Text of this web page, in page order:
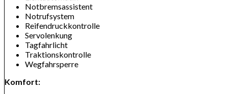
Notbremsassistent
Notrufsystem
Reifendruckkontrolle
Servolenkung
Tagfahrlicht
Traktionskontrolle
Wegfahrsperre
Komfort: